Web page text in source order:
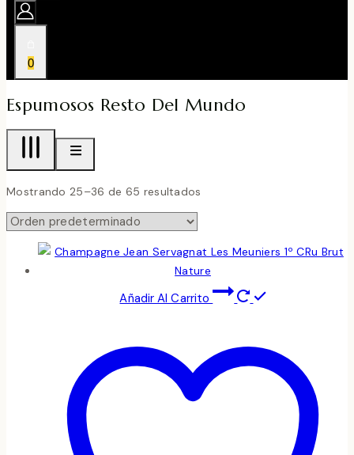
0
Espumosos Resto Del Mundo
Mostrando 25–36 de 65 resultados
Añadir Al Carrito